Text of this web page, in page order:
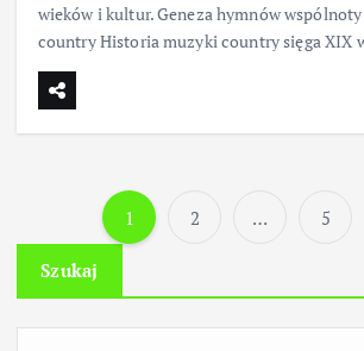
wieków i kultur. Geneza hymnów
country Historia muzyki country sięga XIX
S
t
1 2 … 5
Szukaj